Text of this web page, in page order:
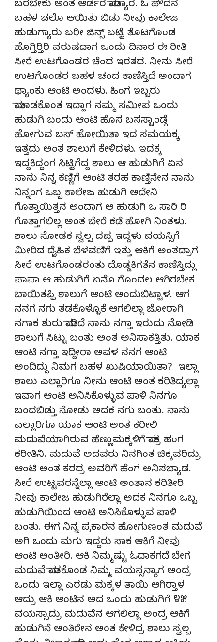
ಬರಬೇಕು ಅಂತ ಆರ್ಡರ ಮಾಡ್ಯಾರ. ಓ ಹೌದನ
ಬಹಳ ಚಲೊ ಆಯಿತು ಬಿಡು ನೀವು ಕಾಲೇಜ
ಹುಡುಗ್ಯಾರು ಬರೀ ಜಿನ್ಸ್ ಬಟ್ಟೆ ತೊಟಗೊಂಡ
ಹೊಗ್ತಿರ್‍ತಿರಿ ವರುಷದಾಗ ಒಂದು ದಿನಾರ ಈ ರೀತಿ
ಸೀರೆ ಉಟಗೊಂಡರ ಚೆಂದ ಇರತದ. ನೀನು ಸೀರೆ
ಉಟಗೊಂಡರ ಬಹಳ ಚಂದ ಕಾಣಿಸ್ತಿದೆ ಅಂದಾಗ
ಥ್ಯಾಂಕು ಆಂಟಿ ಅಂದಳು. ಹಿಂಗ ಇಬ್ಬರು
ಮಾತಾಡಕೊಂತ ಇದ್ದಾಗ ನಮ್ಮ ಸಮೀಪ ಒಂದು
ಹುಡುಗಿ ಬಂದು ಆಂಟಿ ಹೊಸ ಬಸಸ್ಟಾಂಡ್ಗೆ
ಹೋಗುವ ಬಸ್ ಹೋಯಿತಾ ಇದ ಸಮಯಕ್ಕ
ಇತ್ತದು ಅಂತ ಶಾಲುಗೆ ಕೇಳಿದಳು. ಇದಕ್ಕ
ಇದ್ದಕಿದ್ದಂಗ ಸಿಟ್ಟಿಗೆದ್ದ ಶಾಲು ಆ ಹುಡುಗಿಗೆ ಏನ
ನಾನು ನಿನ್ನ ಕಣ್ಣಿಗೆ ಆಂಟಿ ತರಹ ಕಾಣ್ತಿನೇನ ನಾನು
ನಿನ್ನಂಗ ಒಬ್ಬ ಕಾಲೇಜ ಹುಡುಗಿ ಅದೇನಿ
ಗೊತ್ತಾಯಿತ್ತನ ಅಂದಾಗ ಆ ಹುಡುಗಿ ಒ ಸಾರಿ ರಿ
ಗೊತ್ತಾಗಲಿಲ್ಲ ಅಂತ ಬೇರೆ ಕಡೆ ಹೋಗಿ ನಿಂತಳು.
ಶಾಲು ನೋಡಕ ಸ್ವಲ್ಪ ದಪ್ಪ ಇದ್ದಳು ವಯಸ್ಸಿಗೆ
ಮೀರಿದ ದೈಹಿಕ ಬೆಳವಣಿಗೆ ಇತ್ತು ಆಕಿಗೆ ಅಂತದ್ರಾಗ
ಸೀರೆ ಉಟಗೊಂಡರಂತು ದೊಡ್ಡಕಿಗತೆನ ಕಾಣಿಸ್ತಿದ್ಲು
ಪಾಪಾ ಆ ಹುಡುಗಿಗೆ ಏನೊ ಗೊಂದಲ ಆಗಿರಬೇಕ
ಬಾಯಿತಪ್ಪಿ ಶಾಲುಗೆ ಆಂಟಿ ಅಂದುಬಿಟ್ಟಾಳ. ಆಗ
ನನಗ ನಗು ತಡಕೊಳ್ಳೊಕೆ ಆಗಲಿಲ್ಲಾ ಜೋರಾಗಿ
ನಗಾಕ ಶುರು ಮಾಡಿದೆ ನಾನು ನಗ್ತಾ ಇರುದು ನೋಡಿ
ಶಾಲುಗೆ ಸಿಟ್ಟು ಬಂತು ಅಂತ ಅನಿಸಾಕತ್ತಿತು. ಯಾಕ
ಆಂಟಿ ನಗ್ತಾ ಇದ್ದೀರಾ ಅವಳ ನನಗ ಆಂಟಿ
ಅಂದಿದ್ದು ನಿಮಗ ಬಹಳ ಖುಷಿಯಾಯಿತಾ? ಇಲ್ಲಾ
ಶಾಲು ಎಲ್ಲಾರಿಗೂ ನೀನು ಆಂಟಿ ಅಂತ ಕರಿತಿದ್ಯಲ್ಲಾ
ಇವಾಗ ಆಂಟಿ ಅನಿಸಿಕೊಳ್ಳುವ ಪಾಳಿ ನಿನಗೂ
ಬಂದಬಿಡ್ತು ನೋಡು ಅದಕ ನಗು ಬಂತು. ನಾನು
ಎಲ್ಲಾರಿಗೂ ಯಾಕ ಆಂಟಿ ಅಂತ ಕರೀಲಿ
ಮದುವೆಯಾಗಿರುವ ಹೆಣ್ಣುಮಕ್ಕಳಿಗೆ ಮಾತ್ರ ಹಂಗ
ಕರೀತಿನಿ. ಮದುವೆ ಅದವರು ನಿನಗಿಂತ ಚಿಕ್ಕವರಿದ್ರು
ಆಂಟಿ ಅಂತ ಕರದ್ರ ಅವರಿಗೆ ಹೆಂಗ ಅನಿಸಬ್ಯಾಡ.
ಸೀರೆ ಉಟ್ಟವರನ್ನೆಲ್ಲಾ ಆಂಟಿ ಅಂತಾನ ಕರಿತೀರಿ
ನೀವು ಕಾಲೇಜ ಹುಡುಗಿರೆಲ್ಲಾ ಅದಕ ನಿನಗೂ ಒಬ್ಬ
ಹುಡುಗಿಯಿಂದ ಆಂಟಿ ಅನಿಸಿಕೊಳ್ಳುವ ಪಾಳಿ
ಬಂತು. ಈಗ ನಿನ್ನ ಪ್ರಕಾರನ ಹೋಗುಣಂತ ಮದುವೆ
ಅಗಿ ಒಂದು ಮಗು ಇದ್ದರು ಸಾಕ ಆಕಿಗೆ ನೀವು
ಆಂಟಿ ಅಂತೀರಿ. ಆಕಿ ನಿಮ್ಮಷ್ಟು ಓದಾಕಗದೆ ಬೇಗ
ಮದುವೆ ಮಾಡಕೊಂಡ ನಿಮ್ಮ ವಯಸ್ಸನ್ಯಾಗ ಅಂದ್ರ
ಒಂದು ಇಲ್ಲಾ ಎರಡು ಮಕ್ಕಳ ತಾಯಿ ಆಗಿರ್‍ತಾಳ
ಆದ್ರು ಆಕಿ ಆಂಟಿನ ಅದ ಒಂದು ಹುಡುಗಿಗೆ ೪೫
ವಯಸ್ಸಾದ್ರು ಮದುವೆನ ಆಗಲಿಲ್ಲಾ ಅಂದ್ರ ಆಕಿಗೆ
ಹುಡುಗಿನೆ ಅಂತಿರೇನ ಅಂತ ಕೇಳಿದ್ರ ಶಾಲು ಸ್ವಲ್ಪ